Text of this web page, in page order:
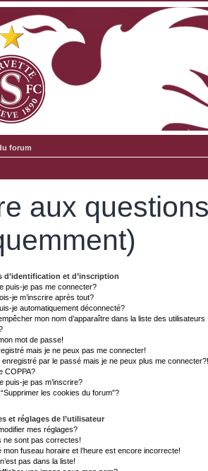
forum
aux
d’identification et d’inscription
puis-je pas me connecter?
je m’inscrire après tout?
je automatiquement déconnecté?
mon nom d’apparaître dans la liste des utilisateurs
mot de passe!
mais je ne peux pas me connecter!
par le passé mais je ne peux plus me connecter?!
COPPA?
puis-je pas m’inscrire?
les cookies du forum”?
et réglages de l’utilisateur
mes réglages?
ne sont pas correctes!
mon fuseau horaire et l’heure est encore incorrecte!
pas dans la liste!